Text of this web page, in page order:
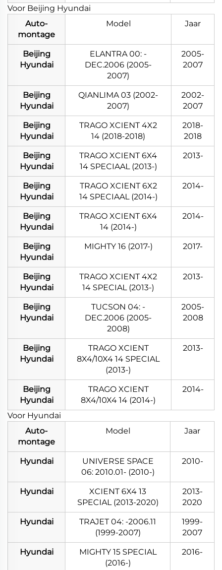
Voor Beijing Hyundai
Auto-
montage
Model Jaar
Beijing
Hyundai
ELANTRA 00: -
DEC.2006 (2005-
2007)
2005-
2007
Beijing
Hyundai
QIANLIMA 03 (2002-
2007)
2002-
2007
Beijing
Hyundai
TRAGO XCIENT 4X2
14 (2018-2018)
2018-
2018
Beijing
Hyundai
TRAGO XCIENT 6X4
14 SPECIAAL (2013-)
2013-
Beijing
Hyundai
TRAGO XCIENT 6X2
14 SPECIAAL (2014-)
2014-
Beijing
Hyundai
TRAGO XCIENT 6X4
14 (2014-)
2014-
Beijing
Hyundai
MIGHTY 16 (2017-) 2017-
Beijing
Hyundai
TRAGO XCIENT 4X2
14 SPECIAL (2013-)
2013-
Beijing
Hyundai
TUCSON 04: -
DEC.2006 (2005-
2008)
2005-
2008
Beijing
Hyundai
TRAGO XCIENT
8X4/10X4 14 SPECIAL
(2013-)
2013-
Beijing
Hyundai
TRAGO XCIENT
8X4/10X4 14 (2014-)
2014-
Voor Hyundai
Auto-
montage
Model Jaar
Hyundai
UNIVERSE SPACE
06: 2010.01- (2010-)
2010-
Hyundai
XCIENT 6X4 13
SPECIAL (2013-2020)
2013-
2020
Hyundai
TRAJET 04: -2006.11
(1999-2007)
1999-
2007
Hyundai
MIGHTY 15 SPECIAL
(2016-)
2016-